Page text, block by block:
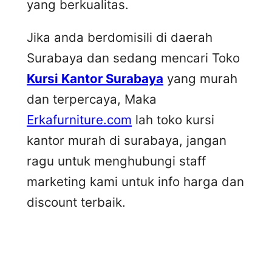
yang berkualitas.
Jika anda berdomisili di daerah
Surabaya dan sedang mencari Toko
Kursi Kantor Surabaya yang murah
dan terpercaya, Maka
Erkafurniture.com lah toko kursi
kantor murah di surabaya, jangan
ragu untuk menghubungi staff
marketing kami untuk info harga dan
discount terbaik.